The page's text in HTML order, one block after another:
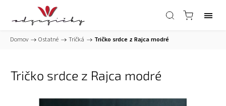
Domov / Ostatné / Tričká / Tričko srdce z Rajca modré
Tričko srdce z Rajca modré